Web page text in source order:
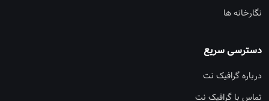
نگارخانه ها
دسترسی سریع
درباره گرافیک نت
تماس با گرافیک نت